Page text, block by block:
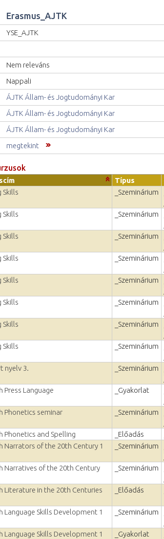
Erasmus_AJTK
YSE_AJTK
Nem releváns
Nappali
ÁJTK Állam- és Jogtudományi Kar
ÁJTK Állam- és Jogtudományi Kar
ÁJTK Állam- és Jogtudományi Kar
megtekint
Típus
Skills _Szeminárium
Skills _Szeminárium
Skills _Szeminárium
Skills _Szeminárium
Skills _Szeminárium
Skills _Szeminárium
Skills _Szeminárium
Skills _Szeminárium
nyelv 3. _Szeminárium
Press Language _Gyakorlat
Phonetics seminar _Szeminárium
Phonetics and Spelling _Előadás
Narrators of the 20th Century 1 _Szeminárium
Narratives of the 20th Century _Szeminárium
Literature in the 20th Centuries _Előadás
Language Skills Development 1 _Szeminárium
Language Skills Development 1 _Gyakorlat